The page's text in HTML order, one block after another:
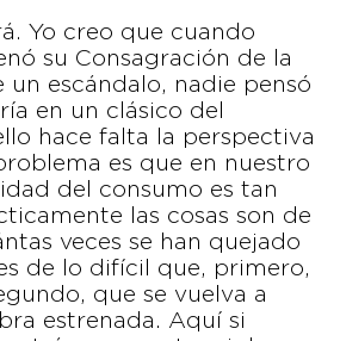
Yo creo que cuando
su Consagración de la
un escándalo, nadie pensó
en un clásico del
hace falta la perspectiva
es que en nuestro
del consumo es tan
las cosas son de
veces se han quejado
de lo difícil que, primero,
que se vuelva a
estrenada. Aquí si